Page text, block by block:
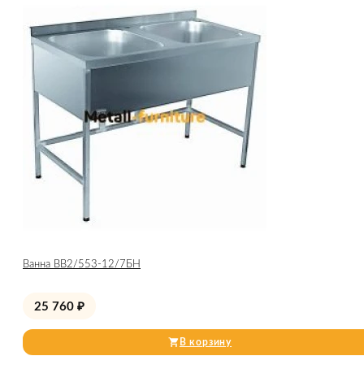
Ванна ВВ2/553-12/7БН
25 760 ₽
В корзину